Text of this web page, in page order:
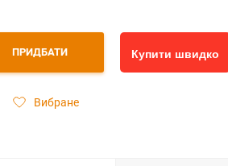
ПРИДБАТИ Купити швидко
Вибране